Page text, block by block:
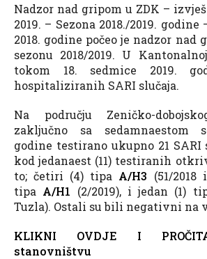
Nadzor nad gripom u ZDK –
2019. – Sezona 2018./2019. godine
2018. godine počeo je nadzor nad
sezonu 2018/2019. U
tokom 18. sedmice 2019.
hospitaliziranih SARI slučaja.
Na području Zeničko-
zaključno sa sedamnaestom
godine testirano ukupno 21 SARI
kod jedanaest (11) testiranih
to; četiri (4) tipa A/H3 (51/
tipa A/H1 (2/2019), i jedan (1)
Tuzla). Ostali su bili negativni na
KLIKNI OVDJE I
stanovništvu